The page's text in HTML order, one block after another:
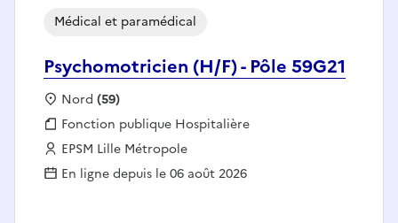
Psychomotricien (H/F) - Pôle 59G21
Médical et paramédical
Localisation :
Nord (59)
Fonction publique :
Fonction publique Hospitalière
Employeur :
EPSM Lille Métropole
En ligne depuis le 06 août 2026